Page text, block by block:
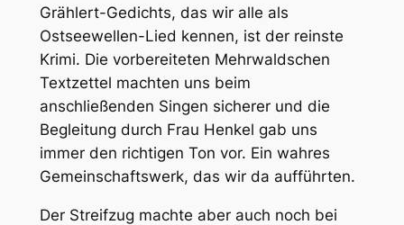
Grählert-Gedichts, das wir alle als
Ostseewellen-Lied kennen, ist der reinste
Krimi. Die vorbereiteten Mehrwaldschen
Textzettel machten uns beim
anschließenden Singen sicherer und die
Begleitung durch Frau Henkel gab uns
immer den richtigen Ton vor. Ein wahres
Gemeinschaftswerk, das wir da aufführten.
Der Streifzug machte aber auch noch bei